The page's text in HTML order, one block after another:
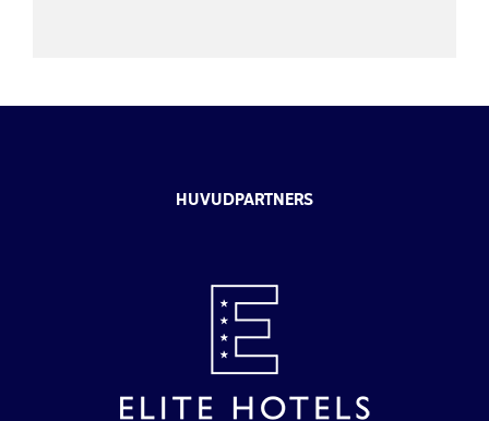
HUVUDPARTNERS